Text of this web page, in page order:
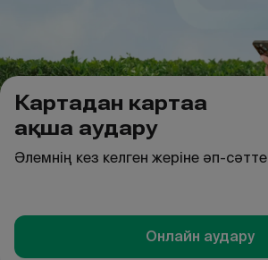
Картадан картаға
ақша аудару
Әлемнің кез келген жеріне әп-сәтте
Онлайн аудару